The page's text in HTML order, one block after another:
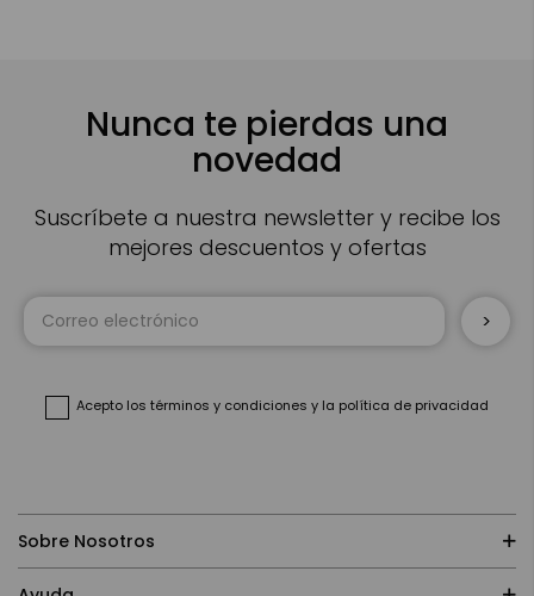
Nunca te pierdas una
novedad
Suscríbete a nuestra newsletter y recibe los
mejores descuentos y ofertas
Acepto los términos y condiciones y la política de privacidad
Sobre Nosotros